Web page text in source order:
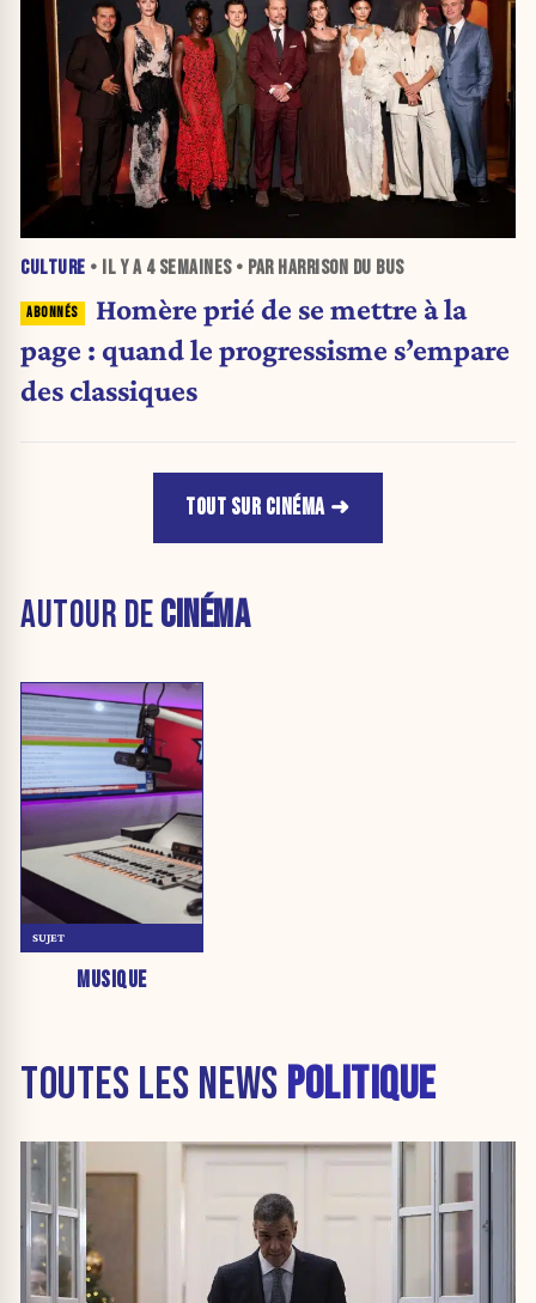
CULTURE • IL Y A 4 SEMAINES• PAR HARRISON DU BUS
Homère prié de se mettre à la
page : quand le progressisme s’empare
des classiques
TOUT SUR CINÉMA
AUTOUR DECINÉMA
MUSIQUE
SUJET
TOUTES LES NEWS POLITIQUE